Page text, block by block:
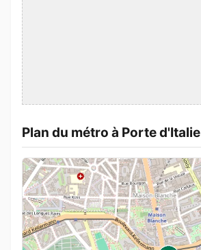
Plan du métro à Porte d'Italie